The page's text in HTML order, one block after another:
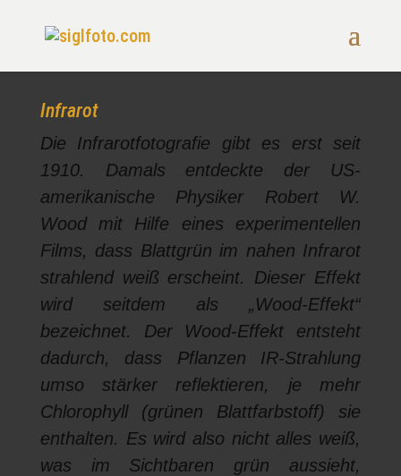
Infrarot
Die Infrarotfotografie gibt es erst seit
1910. Damals entdeckte der US-
amerikanische Physiker Robert W.
Wood mit Hilfe eines experimentellen
Films, dass Blattgrün im nahen Infrarot
strahlend weiß erscheint. Dieser Effekt
wird seitdem als „Wood-Effekt“
bezeichnet. Der Wood-Effekt entsteht
dadurch, dass Pflanzen IR-Strahlung
umso stärker reflektieren, je mehr
Chlorophyll (grünen Blattfarbstoff) sie
enthalten. Es wird also nicht alles weiß,
was im Sichtbaren grün aussieht,